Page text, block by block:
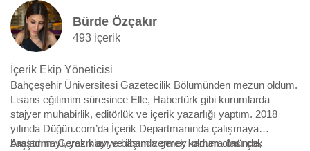
Bürde Özçakır
493 içerik
İçerik Ekip Yöneticisi
Bahçeşehir Üniversitesi Gazetecilik Bölümünden mezun oldum.
Lisans eğitimim süresince Elle, Habertürk gibi kurumlarda
stajyer muhabirlik, editörlük ve içerik yazarlığı yaptım. 2018
yılında Düğün.com’da İçerik Departmanında çalışmaya
başladım. Gerek klavye başında gerek kamera önünde,
Araştırmayı, yazmayı ve ilham vermeyi oldum olası çok